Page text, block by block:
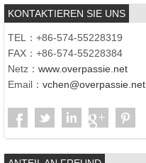
KONTAKTIEREN SIE UNS
TEL：+86-574-55228319
FAX：+86-574-55228384
Netz： www.overpassie.net
Email： vchen@overpassie.net